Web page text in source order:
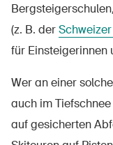
(z. B. der
für Einsteigerinnen
Wer an einer
auch im
auf gesicherten